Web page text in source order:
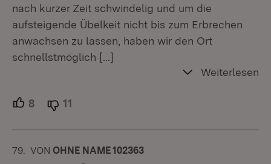
nach kurzer Zeit schwindelig und um die
aufsteigende Übelkeit nicht bis zum Erbrechen
anwachsen zu lassen, haben wir den Ort
schnellstmöglich […]
Weiterlesen
8 Unterstützer.
11
79. KOMMENTAR
VON :OHNE NAME 102363